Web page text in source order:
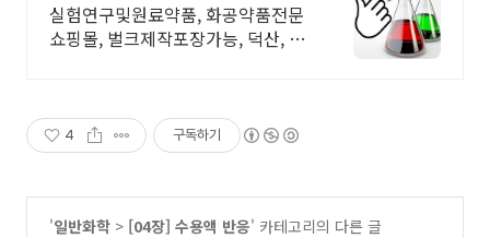
실험연구및원료약품, 화공약품전문
쇼핑몰, 벌크제작포장가능, 덕산, 대
4 구독하기
'일반화학 > [04장] 수용액 반응' 카테고리의 다른 글